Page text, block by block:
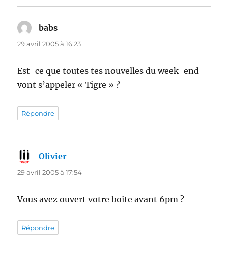
babs
29 avril 2005 à 16:23
Est-ce que toutes tes nouvelles du week-end
vont s’appeler « Tigre » ?
Répondre
Olivier
29 avril 2005 à 17:54
Vous avez ouvert votre boite avant 6pm ?
Répondre